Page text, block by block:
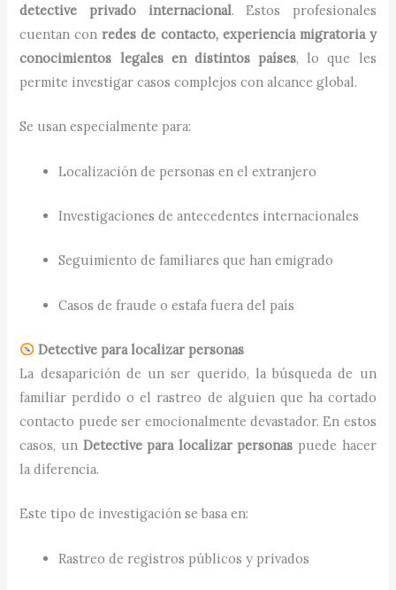
detective privado internacional. Estos profesionales
cuentan conredes de contacto, experiencia migratoria y
conocimientos legales en distintos países, lo que les
permite investigar casos complejos con alcance global.
Se usan especialmente para:
Localización de personas en el extranjero
Investigaciones de antecedentes internacionales
Seguimiento de familiares que han emigrado
Casos de fraude o estafa fuera del país
Detective para localizar personas
La desaparición de un ser querido, la búsqueda de un
familiar perdido o el rastreo de alguien que ha cortado
contacto puede ser emocionalmente devastador. En estos
casos, un Detective para localizar personas puede hacer
la diferencia.
Este tipo de investigación se basa en:
Rastreo de registros públicos y privados